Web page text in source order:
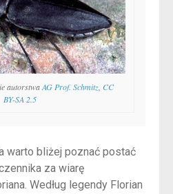
autorstwaAG Prof. Schmitz CC
BY-SA 2.5
warto bliżej poznać postać
za wiarę
Według legendy Florian